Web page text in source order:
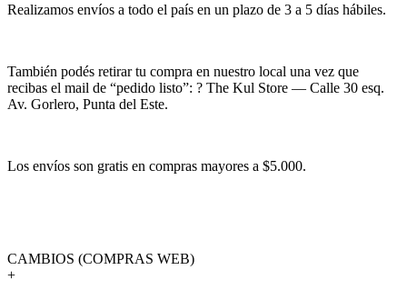
Realizamos envíos a todo el país en un plazo de 3 a 5 días hábiles.
También podés retirar tu compra en nuestro local una vez que
recibas el mail de “pedido listo”: ? The Kul Store — Calle 30 esq.
Av. Gorlero, Punta del Este.
Los envíos son gratis en compras mayores a $5.000.
CAMBIOS (COMPRAS WEB)
+